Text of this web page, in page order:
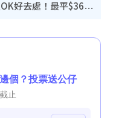
唱K推介2026︱全港13大卡啦OK好去處！最平$36起 日文K都有！(附地址+收費詳情)